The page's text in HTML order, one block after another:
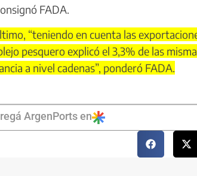
FADA.
“teniendo en cuenta las
pesquero explicó el 3,3% de las
a nivel cadenas”, ponderó FADA.
ArgenPorts en